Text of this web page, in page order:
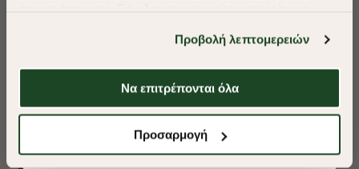
απαιτούμενα cookies» και θα περιοριστούμε
στα cookies και τις τεχνολογίες που είναι απολύτως
απαραίτητα για την ασφαλή απόδοση και
λειτουργικότητα της ιστοσελίδας μας. Ωστόσο, λάβετε
θα μπορούμε να συλλέξουμε πληροφορίες που θα
Προβολή λεπτομερειών
Να επιτρέπονται όλα
Προσαρμογή
ΠΟΥΚΑΜΙΣΟ OXFORD REGULAR FIT
Shop Now